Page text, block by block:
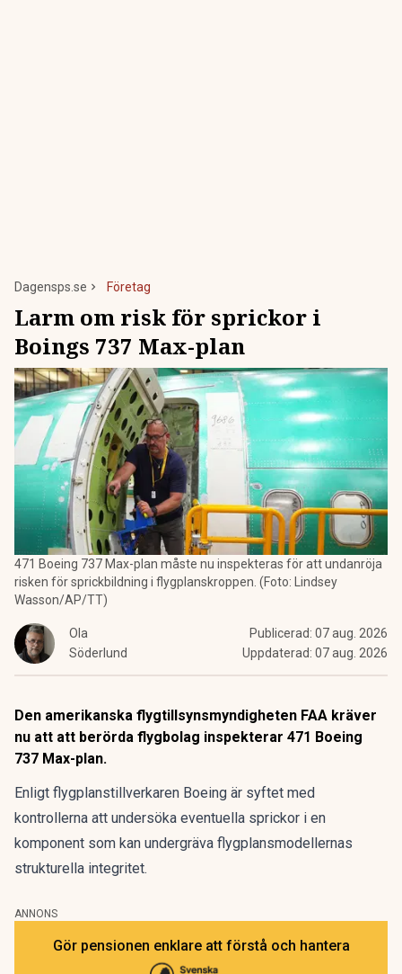
Dagensps.se Företag
Larm om risk för sprickor i
Boings 737 Max-plan
471 Boeing 737 Max-plan måste nu inspekteras för att undanröja
risken för sprickbildning i flygplanskroppen. (Foto: Lindsey
Wasson/AP/TT)
Ola
Söderlund
Publicerad: 07 aug. 2026
Uppdaterad: 07 aug. 2026
Den amerikanska flygtillsynsmyndigheten FAA kräver
nu att att berörda flygbolag inspekterar 471 Boeing
737 Max-plan.
Enligt flygplanstillverkaren Boeing är syftet med
kontrollerna att undersöka eventuella sprickor i en
komponent som kan undergräva flygplansmodellernas
strukturella integritet.
ANNONS
Gör pensionen enklare att förstå och hantera